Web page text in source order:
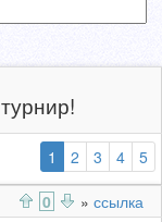
1 (выбранная)
2 3 4
5
0 » ссылка